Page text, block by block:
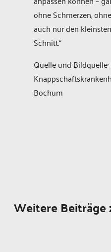
ohne Schmerzen, ohne
auch nur den kleinsten
Schnitt.“
Quelle und Bildquelle:
Bochum
Weitere Beiträge